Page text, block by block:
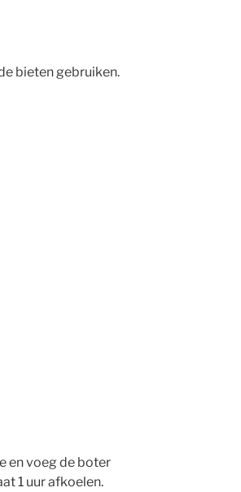
bieten gebruiken.
en voeg de boter
1 uur afkoelen.